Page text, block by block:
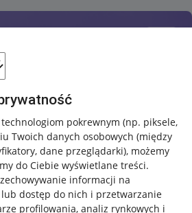
pokrewnym (np. piksele,
Twoich danych osobowych (między
dane przeglądarki), możemy
do Ciebie wyświetlane treści.
informacji na
dostęp do nich i przetwarzanie
profilowania, analiz rynkowych i